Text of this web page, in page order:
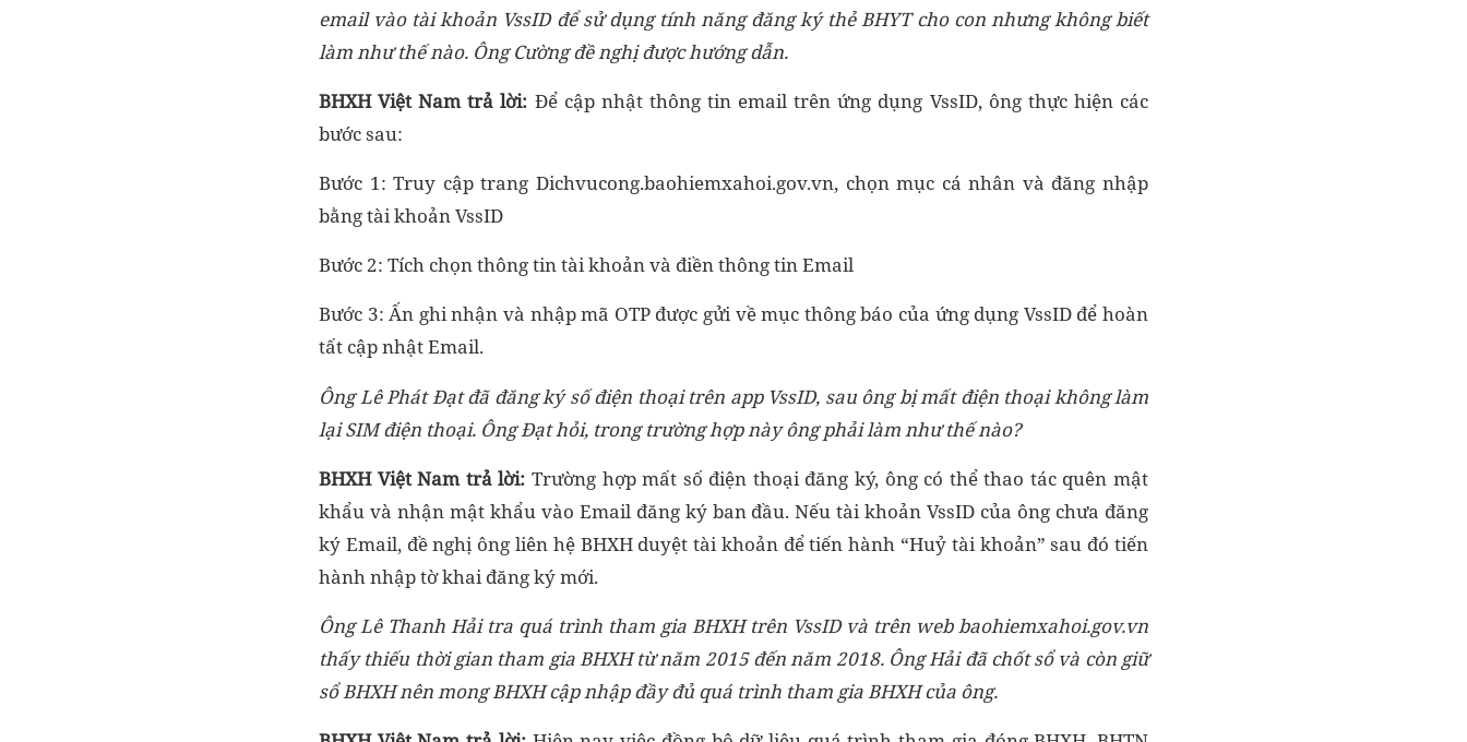
email vào tài khoản VssID để sử dụng tính năng đăng ký thẻ BHYT cho con nhưngkhông biết
làm như thế nào. Ông Cường đề nghịđược hướng dẫn.
BHXH Việt Namtrả lời: Để cập nhật thông tin email trên ứng dụng VssID, ông thực hiện các
bước sau:
Bước 1: Truy cập trang Dichvucong.baohiemxahoi.gov.vn, chọn mục cá nhân và đăng nhập
bằng tài khoản VssID
Bước 2: Tích chọn thông tin tài khoản và điền thông tin Email
Bước 3: Ấn ghi nhận và nhập mã OTP được gửi về mục thông báo của ứng dụng VssID để hoàn
tất cập nhật Email.
Ông Lê Phát Đạt đã đăng ký số điện thoại trên app VssID, sau ông bị mất điện thoại không làm
lại SIMđiện thoại. Ông Đạt hỏi, trong trường hợp này ông phải làm như thế nào?
BHXH Việt Nam trả lời: Trường hợp mất số điện thoại đăng ký, ông có thể thao tác quên mật
khẩu và nhận mật khẩu vào Email đăng ký ban đầu. Nếu tài khoản VssID của ông chưa đăng
ký Email, đề nghị ông liên hệ BHXH duyệt tài khoản để tiến hành “Huỷ tài khoản” sau đó tiến
hành nhập tờ khai đăng ký mới.
ÔngLê Thanh Hải tra quá trình tham gia BHXH trên VssID và trên web baohiemxahoi.gov.vn
thấythiếu thời gian tham gia BHXH từnăm 2015 đến năm 2018. Ông Hảiđã chốt sổ và còn giữ
sổ BHXHnênmong BHXH cập nhập đầy đủ quá trình tham gia BHXH của ông.